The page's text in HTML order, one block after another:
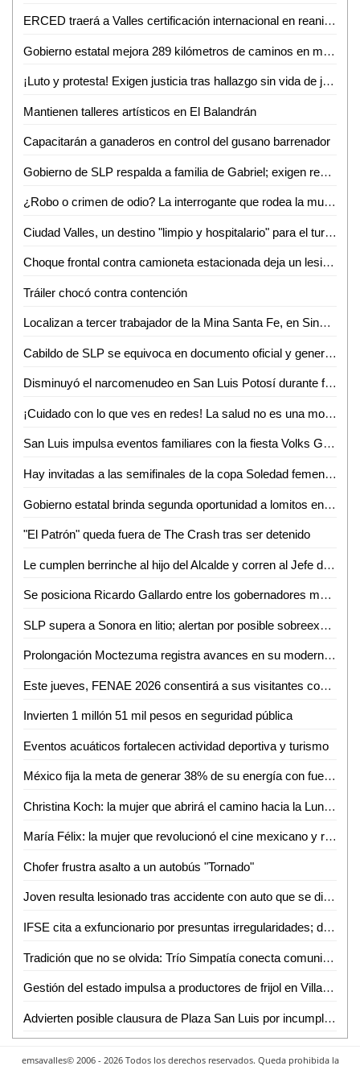
ERCED traerá a Valles certificación internacional en reanimación cardiopulmonar
Gobierno estatal mejora 289 kilómetros de caminos en marzo
¡Luto y protesta! Exigen justicia tras hallazgo sin vida de joven enfermero vallense
Mantienen talleres artísticos en El Balandrán
Capacitarán a ganaderos en control del gusano barrenador
Gobierno de SLP respalda a familia de Gabriel; exigen resultados a la Fiscalía de Valles
¿Robo o crimen de odio? La interrogante que rodea la muerte de Gabriel García Balleza
Ciudad Valles, un destino "limpio y hospitalario" para el turismo nacional: Ana Pelayo
Choque frontal contra camioneta estacionada deja un lesionado en la colonia Obrera
Tráiler chocó contra contención
Localizan a tercer trabajador de la Mina Santa Fe, en Sinaloa
Cabildo de SLP se equivoca en documento oficial y genera confusión en cambio de nombre de avenida
Disminuyó el narcomenudeo en San Luis Potosí durante febrero
¡Cuidado con lo que ves en redes! La salud no es una moda, advierte nutrióloga
San Luis impulsa eventos familiares con la fiesta Volks Girls
Hay invitadas a las semifinales de la copa Soledad femenil 2026
Gobierno estatal brinda segunda oportunidad a lomitos en la Guardia Civil
"El Patrón" queda fuera de The Crash tras ser detenido
Le cumplen berrinche al hijo del Alcalde y corren al Jefe de la GCE
Se posiciona Ricardo Gallardo entre los gobernadores mejor evaluados del país
SLP supera a Sonora en litio; alertan por posible sobreexplotación
Prolongación Moctezuma registra avances en su modernización
Este jueves, FENAE 2026 consentirá a sus visitantes con enchiladas y bebidas gratis
Invierten 1 millón 51 mil pesos en seguridad pública
Eventos acuáticos fortalecen actividad deportiva y turismo
México fija la meta de generar 38% de su energía con fuentes renovables: SENER
Christina Koch: la mujer que abrirá el camino hacia la Luna con Artemis II
María Félix: la mujer que revolucionó el cine mexicano y redefinió el papel femenino en la pantalla
Chofer frustra asalto a un autobús "Tornado"
Joven resulta lesionado tras accidente con auto que se dio a la fuga en Valles
IFSE cita a exfuncionario por presuntas irregularidades; deberá comparecer en mayo
Tradición que no se olvida: Trío Simpatía conecta comunidades con su música
Gestión del estado impulsa a productores de frijol en Villa de Arriaga
Advierten posible clausura de Plaza San Luis por incumplimientos de seguridad
emsavalles© 2006 - 2026 Todos los derechos reservados. Queda prohibida la